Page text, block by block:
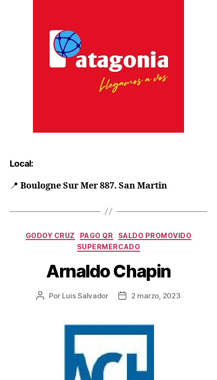
Local:
📍 Boulogne Sur Mer 887. San Martin
GODOY CRUZ PAGO QR
SALDO PROMOVIDO
SUPERMERCADO
Arnaldo Chapin
Por Luis Salvador 2 marzo, 2023